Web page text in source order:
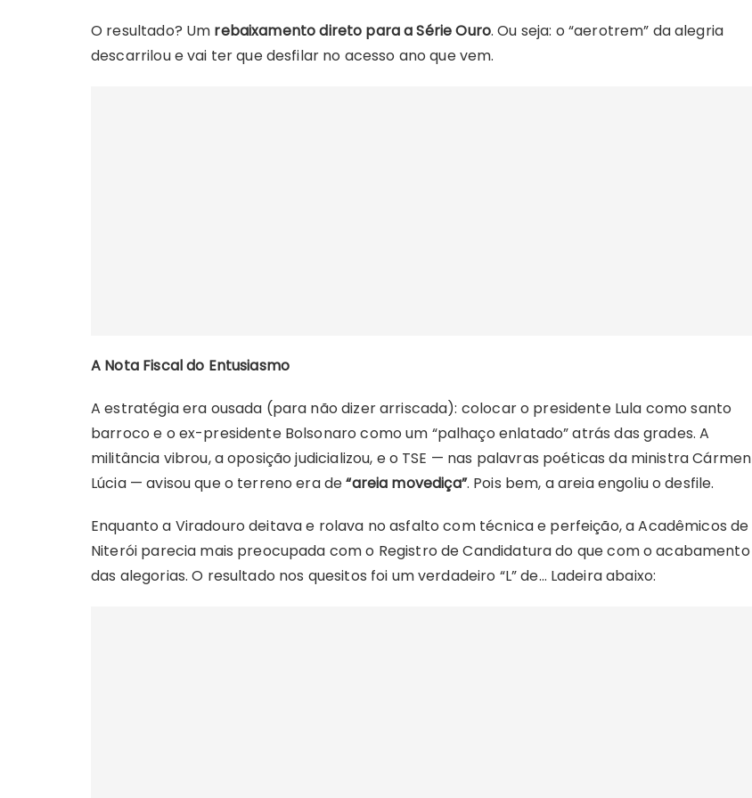
O resultado? Um rebaixamento direto para a Série Ouro. Ou seja: o “aerotrem” da alegria
descarrilou e vai ter que desfilar no acesso ano que vem.
A Nota Fiscal do Entusiasmo
A estratégia era ousada (para não dizer arriscada): colocar o presidente Lula como santo
barroco e o ex-presidente Bolsonaro como um “palhaço enlatado” atrás das grades. A
militância vibrou, a oposição judicializou, e o TSE — nas palavras poéticas da ministra Cármen
Lúcia — avisou que o terreno era de“areia movediça”. Pois bem, a areia engoliu o desfile.
Enquanto a Viradouro deitava e rolava no asfalto com técnica e perfeição, a Acadêmicos de
Niterói parecia mais preocupada com o Registro de Candidatura do que com o acabamento
das alegorias. O resultado nos quesitos foi um verdadeiro “L” de… Ladeira abaixo: